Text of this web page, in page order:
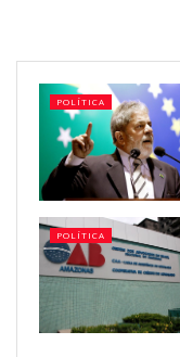
POLÍTICA
POLÍTICA